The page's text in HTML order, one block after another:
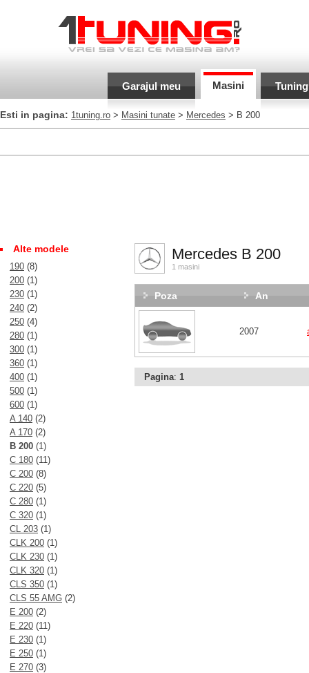
Garajul meu Masini Tuning
Esti in pagina: 1tuning.ro > Masini tunate > Mercedes > B 200
Alte modele
190 (8)
200 (1)
230 (1)
240 (2)
250 (4)
280 (1)
300 (1)
360 (1)
400 (1)
500 (1)
600 (1)
A 140 (2)
A 170 (2)
B 200 (1)
C 180 (11)
C 200 (8)
C 220 (5)
C 280 (1)
C 320 (1)
CL 203 (1)
CLK 200 (1)
CLK 230 (1)
CLK 320 (1)
CLS 350 (1)
CLS 55 AMG (2)
E 200 (2)
E 220 (11)
E 230 (1)
E 250 (1)
E 270 (3)
Mercedes B 200
1 masini
Poza An
2007
Pagina: 1